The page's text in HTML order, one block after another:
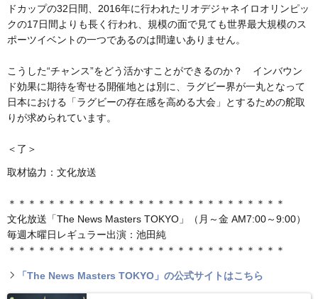
ドカップの32日間、2016年に行われたリオデジャネイロオリンピッ
クの17日間よりも長く行われ、規模の面で見ても世界最大規模のス
ポーツイベントの一つであるのは間違いありません。
こうした“チャンス”をどう活かすことができるのか？ インバウン
ド効果に期待を寄せる開催地とは別に、ラグビー界が一丸となって
日本における「ラグビーの存在感を高める大会」とするための舵取
りが求められています。
＜了＞
取材協力：文化放送
＊＊＊＊＊＊＊＊＊＊＊＊＊＊＊＊＊＊＊＊＊＊＊＊＊＊＊＊
文化放送「The News Masters TOKYO」（月～金 AM7:00～9:00）
毎週木曜日レギュラー出演：池田純
＊＊＊＊＊＊＊＊＊＊＊＊＊＊＊＊＊＊＊＊＊＊＊＊＊＊＊＊
「The News Masters TOKYO」の公式サイトはこちら